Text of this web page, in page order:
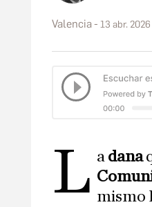
Valencia 13 abr.
L a dana
mismo